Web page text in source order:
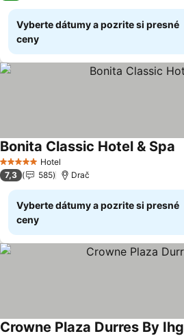
Vyberte dátumy a pozrite si presné
ceny
5 Počet hviezdičiek
Hotel
Bonita Classic Hotel & Spa
7,3 585 Drač
Vyberte dátumy a pozrite si presné
ceny
Crowne Plaza Durres By Ihg